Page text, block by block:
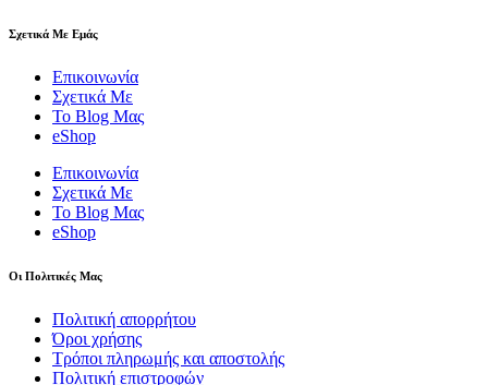
Σχετικά Με Εμάς
Επικοινωνία
Σχετικά Με
Το Blog Μας
eShop
Επικοινωνία
Σχετικά Με
Το Blog Μας
eShop
Οι Πολιτικές Μας
Πολιτική απορρήτου
Όροι χρήσης
Τρόποι πληρωμής και αποστολής
Πολιτική επιστροφών